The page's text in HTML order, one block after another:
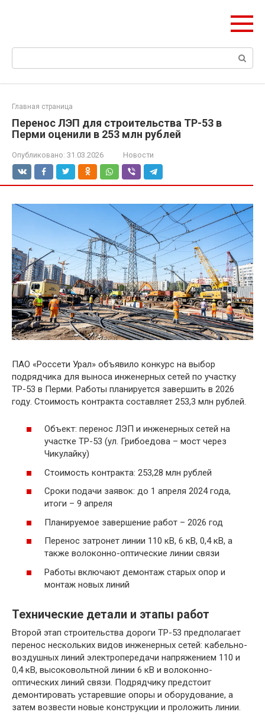
Поиск:
Главная страница
Перенос ЛЭП для строительства ТР-53 в
Перми оценили в 253 млн рублей
Опубликовано: 31.03.2026 Новости
ПАО «Россети Урал» объявило конкурс на выбор
подрядчика для выноса инженерных сетей по участку
ТР-53 в Перми. Работы планируется завершить в 2026
году. Стоимость контракта составляет 253,3 млн рублей.
Объект: перенос ЛЭП и инженерных сетей на
участке ТР-53 (ул. Грибоедова – мост через
Чикулайку)
Стоимость контракта: 253,28 млн рублей
Сроки подачи заявок: до 1 апреля 2024 года,
итоги – 9 апреля
Планируемое завершение работ – 2026 год
Перенос затронет линии 110 кВ, 6 кВ, 0,4 кВ, а
также волоконно-оптические линии связи
Работы включают демонтаж старых опор и
монтаж новых линий
Технические детали и этапы работ
Второй этап строительства дороги ТР-53 предполагает
перенос нескольких видов инженерных сетей: кабельно-
воздушных линий электропередачи напряжением 110 и
0,4 кВ, высоковольтной линии 6 кВ и волоконно-
оптических линий связи. Подрядчику предстоит
демонтировать устаревшие опоры и оборудование, а
затем возвести новые конструкции и проложить линии.